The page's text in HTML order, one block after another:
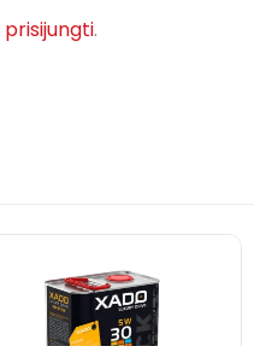
prisijungti.